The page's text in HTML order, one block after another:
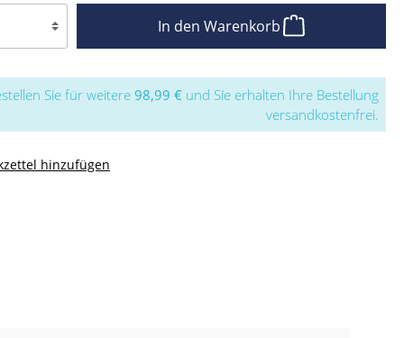
In den Warenkorb
Sie für weitere 98,99 € und Sie erhalten Ihre Bestellung
versandkostenfrei.
hinzufügen